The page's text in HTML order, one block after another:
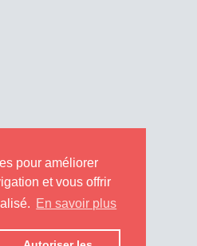
pour améliorer
et vous offrir
En savoir plus